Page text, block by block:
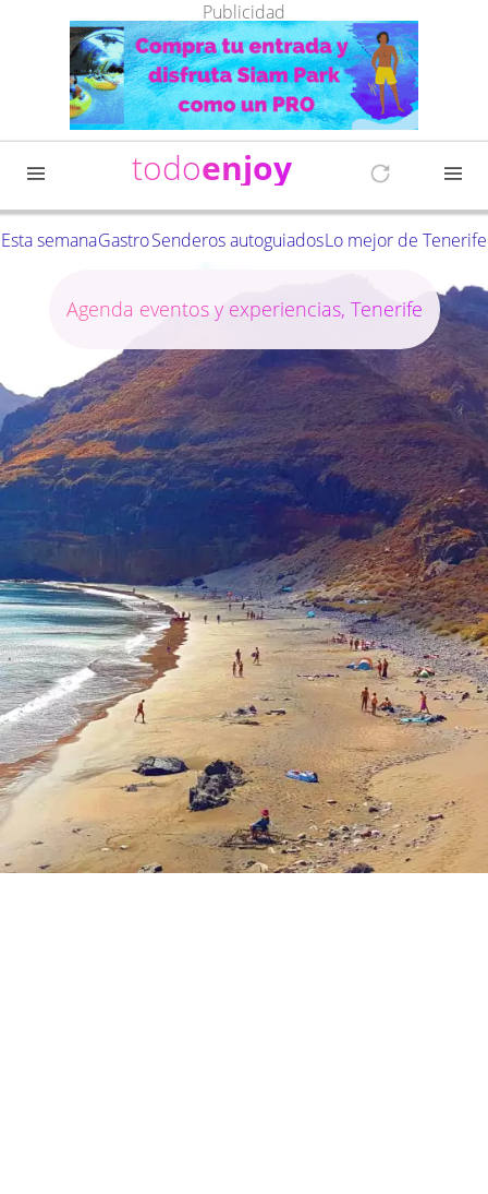
Publicidad
todoenjoy
Esta semanaGastroSenderos autoguiadosLo mejor de Tenerife
Agenda eventos y experiencias, Tenerife